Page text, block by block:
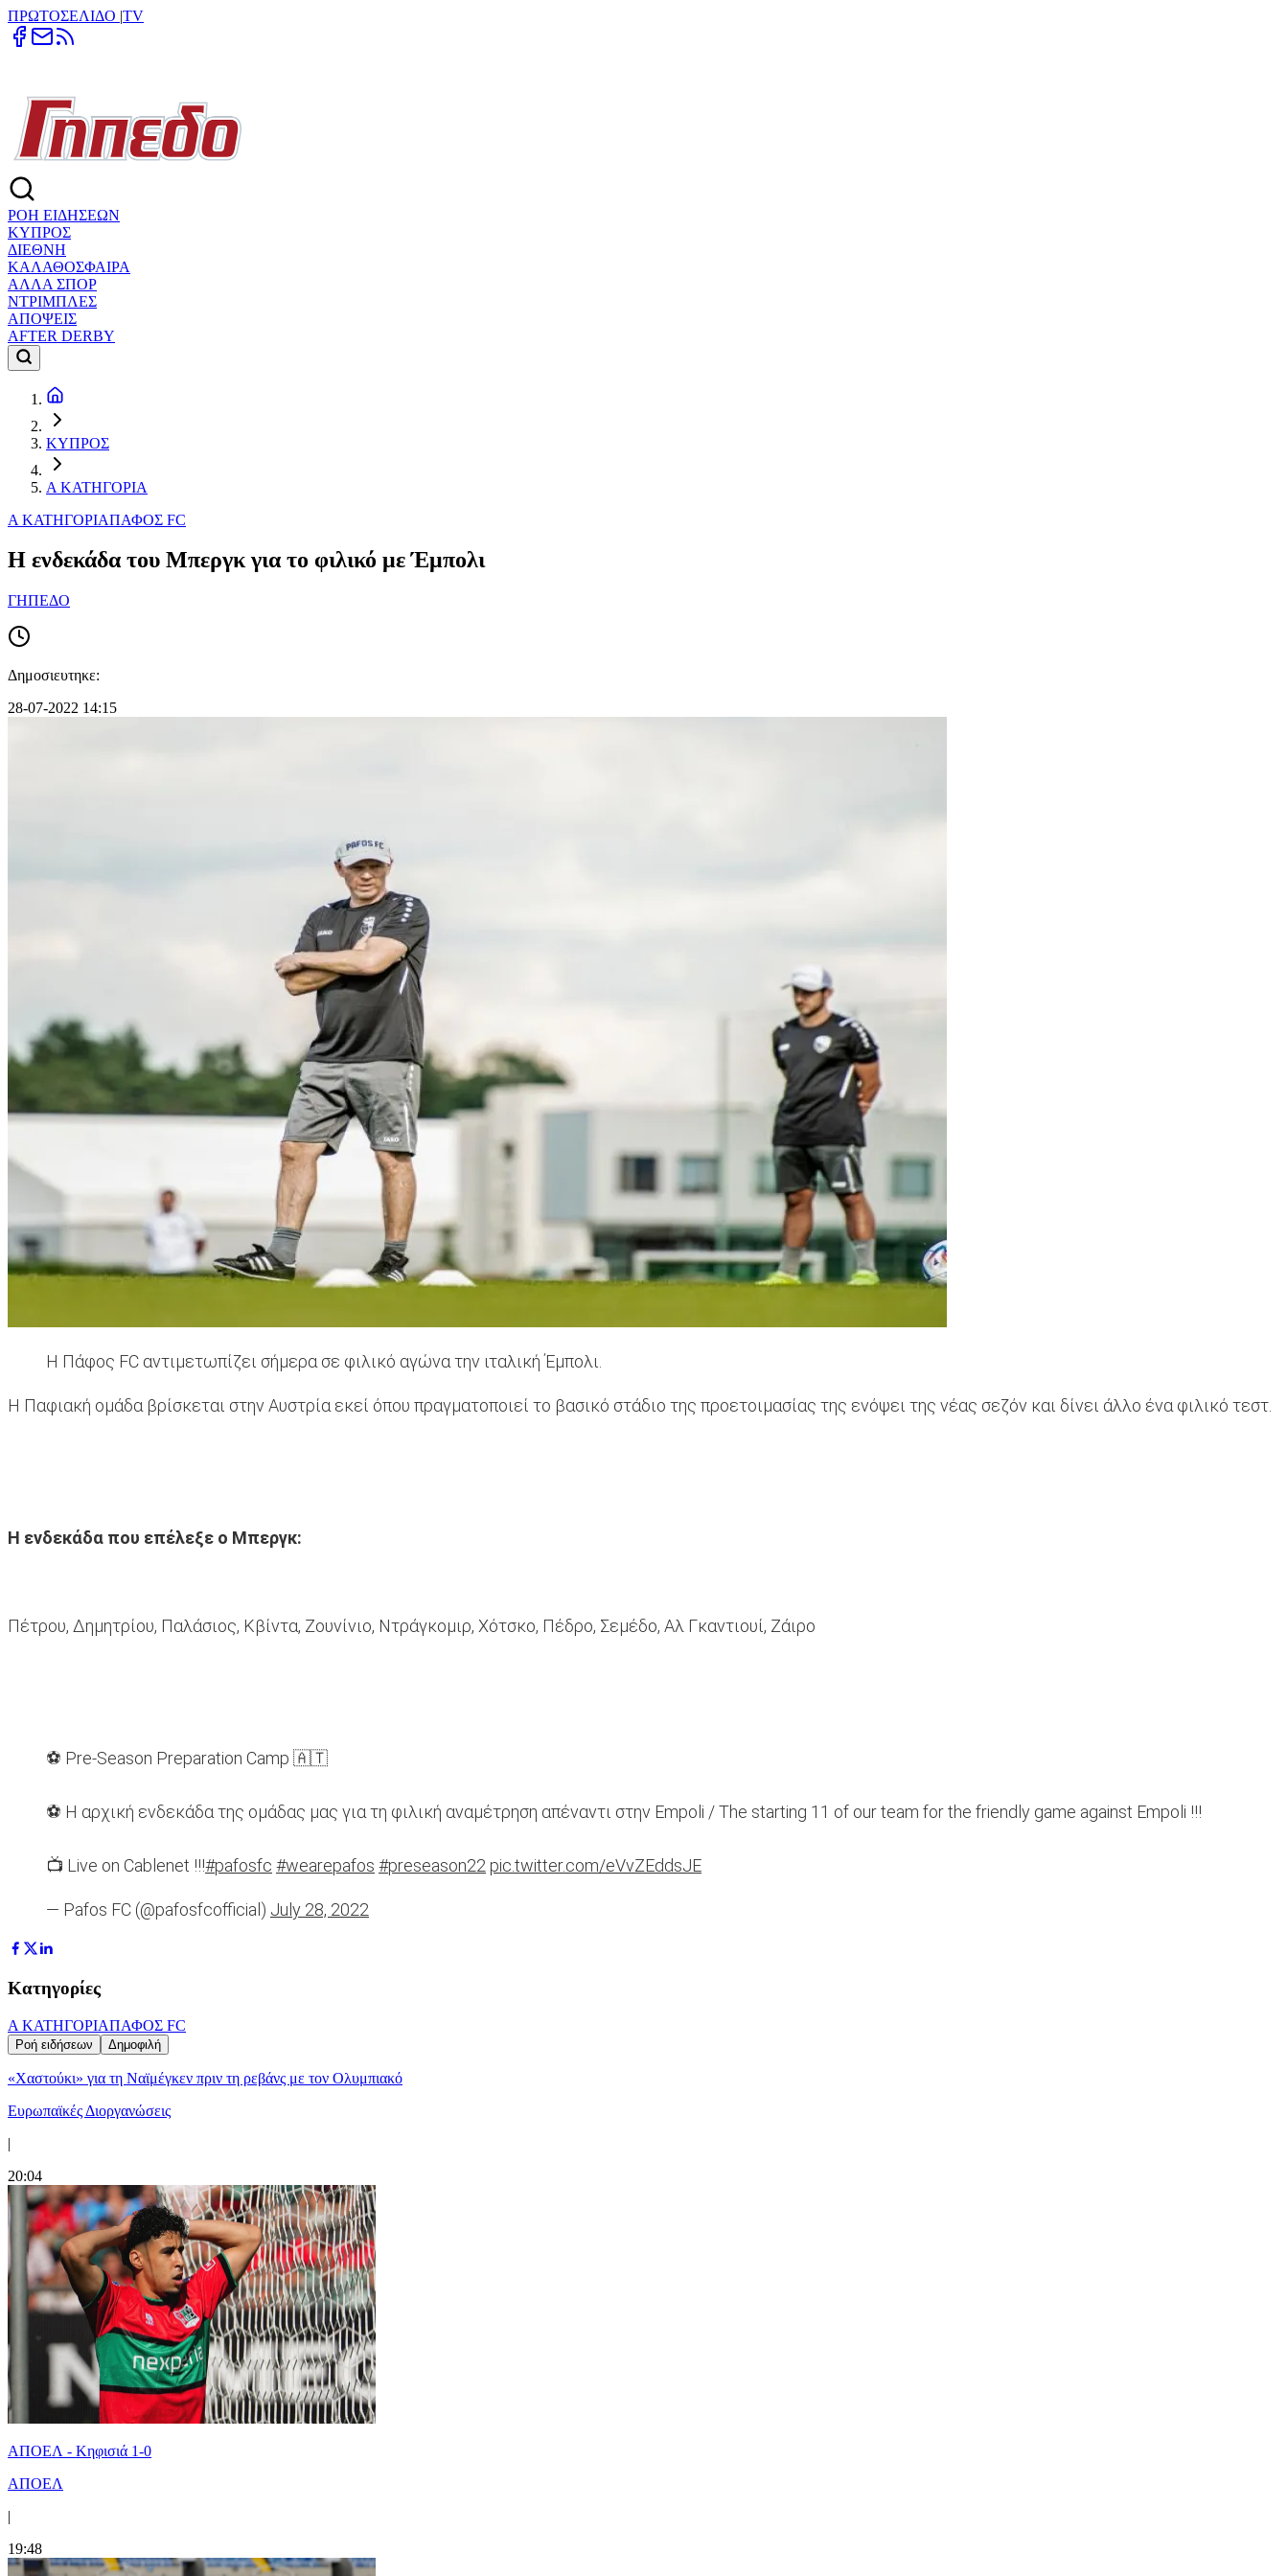
ΠΡΩΤΟΣΕΛΙΔΟ |TV
ΡΟΗ ΕΙΔΗΣΕΩΝ
ΚΥΠΡΟΣ
ΔΙΕΘΝΗ
ΚΑΛΑΘΟΣΦΑΙΡΑ
ΑΛΛΑ ΣΠΟΡ
ΝΤΡΙΜΠΛΕΣ
ΑΠΟΨΕΙΣ
AFTER DERBY
ΚΥΠΡΟΣ
Α ΚΑΤΗΓΟΡΙΑ
Α ΚΑΤΗΓΟΡΙΑΠΑΦΟΣ FC
Η ενδεκάδα του Μπεργκ για το φιλικό με Έμπολι
ΓΗΠΕΔΟ
Δημοσιευτηκε:
28-07-2022 14:15
Η Πάφος FC αντιμετωπίζει σήμερα σε φιλικό αγώνα την ιταλική Έμπολι.
Η Παφιακή ομάδα βρίσκεται στην Αυστρία εκεί όπου πραγματοποιεί το βασικό στάδιο της προετοιμασίας της ενόψει της νέας σεζόν και δίνει άλλο ένα φιλικό τεστ.
Η ενδεκάδα που επέλεξε ο Μπεργκ:
Πέτρου, Δημητρίου, Παλάσιος, Κβίντα, Ζουνίνιο, Ντράγκομιρ, Χότσκο, Πέδρο, Σεμέδο, Αλ Γκαντιουί, Ζάιρο
⚽ Pre-Season Preparation Camp 🇦🇹
⚽ Η αρχική ενδεκάδα της ομάδας μας για τη φιλική αναμέτρηση απέναντι στην Empoli / The starting 11 of our team for the friendly game against Empoli !!!
📺 Live on Cablenet !!!#pafosfc #wearepafos #preseason22 pic.twitter.com/eVvZEddsJE
— Pafos FC (@pafosfcofficial) July 28, 2022
Κατηγορίες
Α ΚΑΤΗΓΟΡΙΑΠΑΦΟΣ FC
Ροή ειδήσεων Δημοφιλή
«Χαστούκι» για τη Ναϊμέγκεν πριν τη ρεβάνς με τον Ολυμπιακό
Ευρωπαϊκές Διοργανώσεις
|
20:04
ΑΠΟΕΛ - Κηφισιά 1-0
ΑΠΟΕΛ
|
19:48